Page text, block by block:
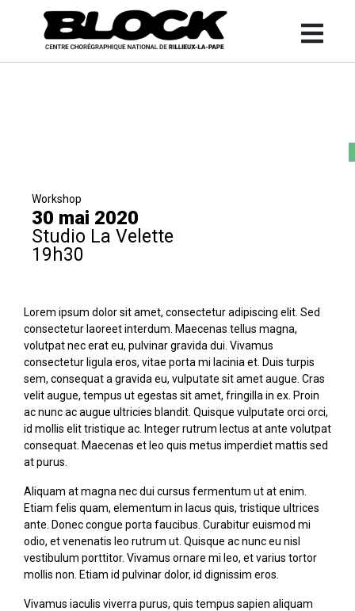
Workshop
30 mai 2020
Studio La Velette
19h30
Lorem ipsum dolor sit amet, consectetur adipiscing elit. Sed
consectetur laoreet interdum. Maecenas tellus magna,
volutpat nec erat eu, pulvinar gravida dui. Vivamus
consectetur ligula eros, vitae porta mi lacinia et. Duis turpis
sem, consequat a gravida eu, vulputate sit amet augue. Cras
velit augue, tempus ut egestas sit amet, fringilla in ex. Proin
ac nunc ac augue ultricies blandit. Quisque vulputate orci orci,
id mollis elit tristique ac. Integer rutrum lectus at ante volutpat
consequat. Maecenas et leo quis metus imperdiet mattis sed
at purus.
Aliquam at magna nec dui cursus fermentum ut at enim.
Etiam felis quam, elementum in lacus quis, tristique ultrices
ante. Donec congue porta faucibus. Curabitur euismod mi
odio, et venenatis leo rutrum ut. Quisque ac nunc eu nisl
vestibulum porttitor. Vivamus ornare mi leo, et varius tortor
mollis non. Etiam id pulvinar dolor, id dignissim eros.
Vivamus iaculis viverra purus, quis tempus sapien aliquam